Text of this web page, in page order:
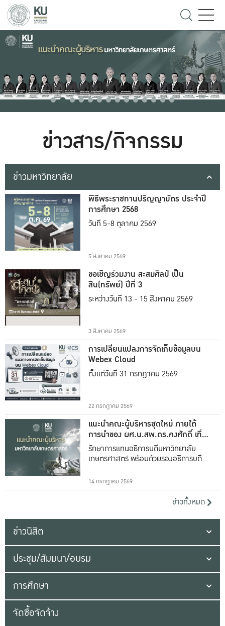
ข่าวสาร/กิจกรรม
ข่าวมหาวิทยาลัย
พิธีพระราชทานปริญญาบัตร ประจำปี
การศึกษา 2568
วันที่ 5-8 ตุลาคม 2569
5 สิงหาคม 2569
ขอเชิญร่วมงาน สะสมศิลป์ เป็น
สิน(ทรัพย์) ปีที่ 3
ระหว่างวันที่ 13 - 15 สิงหาคม 2569
3 สิงหาคม 2569
การเปลี่ยนแปลงการจัดเก็บข้อมูลบน
Webex Cloud
ตั้งแต่วันที่ 31 กรกฎาคม 2569
22 กรกฎาคม 2569
แนะนำคณะผู้บริหารชุดใหม่ ภายใต้
การนำของ ผศ.น.สพ.ดร.คงศักดิ์ เที่ยง
ธรรม
รักษาการแทนอธิการบดีมหาวิทยาลัย
เกษตรศาสตร์ พร้อมด้วยรองอธิการบดีทั้ง
14 กรกฎาคม 2569
ข่าวทั้งหมด
ข่าวนิสิต
ประชุม/สัมมนา/อบรม
การศึกษา
จัดซื้อจัดจ้าง